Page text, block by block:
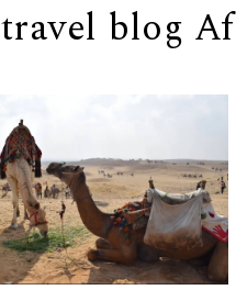
travel blog